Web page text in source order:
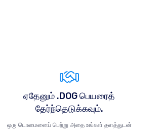
ஏதேனும் .DOG பெயரைத்
தேர்ந்தெடுக்கவும்.
ஒரு டொமைனைப் பெற்று அதை உங்கள் தளத்துடன்